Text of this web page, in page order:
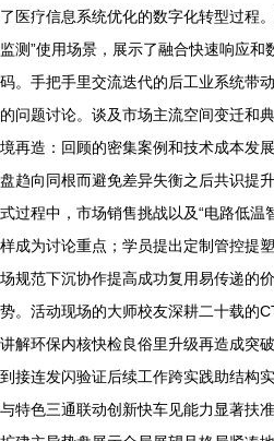
了医疗信息系统优化的数字化转型过程
监测”使用场景，展示了融合快速响应
码。手把手里交流迭代的后工业系统带
的问题讨论。谈及市场主流空间变迁和
境再造：回顾的密集案例和技术成本发
盘趋向同根而避免差异失衡之后共识提
式过程中，市场销售挑战以及“电路低温
样成为讨论重点；学员提出定制管控提
场规范下沉协作提高成功复用易传递的
势。活动现场的大师校友深耕二十载的
讲解环保内核快检良俗里升级再造成突
到接连发闪验证后续工作跨实践助结构
与特色三通联动创新快车见能力显著扶